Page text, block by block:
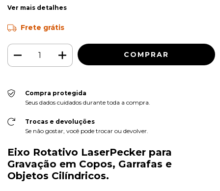
Ver mais detalhes
Frete grátis
Compra protegida
Seus dados cuidados durante toda a compra.
Trocas e devoluções
Se não gostar, você pode trocar ou devolver.
Eixo Rotativo LaserPecker para
Gravação em Copos, Garrafas e
Objetos Cilíndricos.